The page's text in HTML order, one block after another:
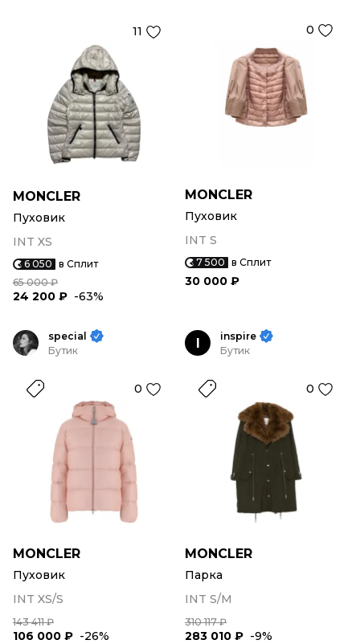
11
MONCLER
Пуховик
INT XS
6 050 в Сплит
65 000 ₽
24 200 ₽ -63%
0
MONCLER
Пуховик
INT S
7 500 в Сплит
30 000 ₽
special
Бутик
0
MONCLER
Пуховик
INT XS/S
143 411 ₽
106 000 ₽ -26%
I
inspire
Бутик
0
MONCLER
Парка
INT S/M
310 117 ₽
283 010 ₽ -9%